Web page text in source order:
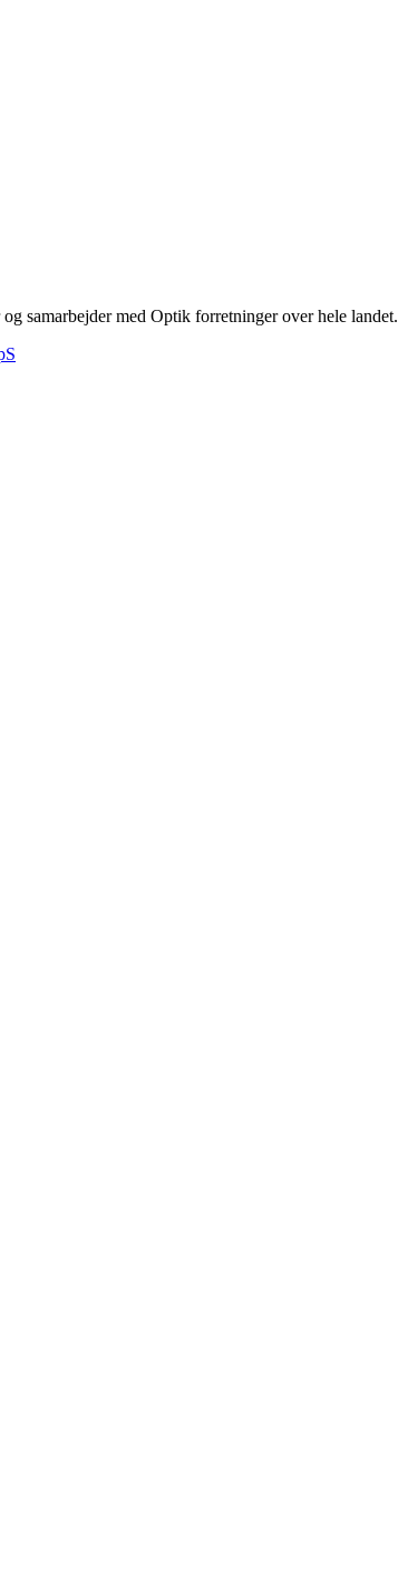
samarbejder med Optik forretninger over hele landet.